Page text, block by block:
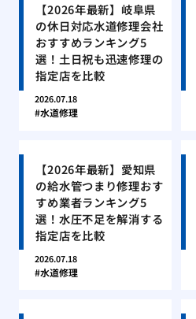
【2026年最新】岐阜県
の休日対応水道修理会社
おすすめランキング5
選！土日祝も迅速修理の
指定店を比較
2026.07.18
水道修理
【2026年最新】愛知県
の給水管つまり修理おす
すめ業者ランキング5
選！水圧不足を解消する
指定店を比較
2026.07.18
水道修理